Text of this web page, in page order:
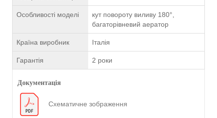
Особливості моделі
кут повороту виливу 180°,
багаторівневий аератор
Країна виробник Італія
Гарантія 2 роки
Документація
Схематичне зображення